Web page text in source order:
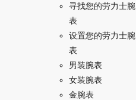
寻找您的劳力士腕
表
设置您的劳力士腕
表
男装腕表
女装腕表
金腕表